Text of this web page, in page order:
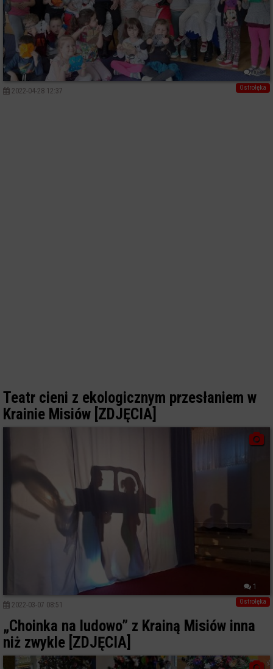
0
Ostrołęka
2022-04-28 12:37
Teatr cieni z ekologicznym przesłaniem w
Krainie Misiów [ZDJĘCIA]
1
Ostrołęka
2022-03-07 08:51
„Choinka na ludowo” z Krainą Misiów inna
niż zwykle [ZDJĘCIA]